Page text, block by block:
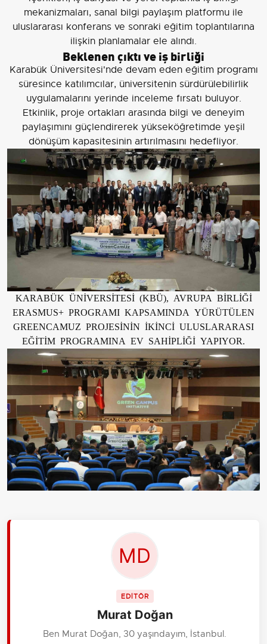
mekanizmaları, sanal bilgi paylaşım platformu ile
uluslararası konferans ve sonraki eğitim toplantılarına
ilişkin planlamalar ele alındı.
Beklenen çıktı ve iş birliği
Karabük Üniversitesi'nde devam eden eğitim programı
süresince katılımcılar, üniversitenin sürdürülebilirlik
uygulamalarını yerinde inceleme fırsatı buluyor.
Etkinlik, proje ortakları arasında bilgi ve deneyim
paylaşımını güçlendirerek yükseköğretimde yeşil
dönüşüm kapasitesinin artırılmasını hedefliyor.
KARABÜK ÜNİVERSİTESİ (KBÜ), AVRUPA BİRLİĞİ
ERASMUS+ PROGRAMI KAPSAMINDA YÜRÜTÜLEN
GREENCAMUZ PROJESİNİN İKİNCİ ULUSLARARASI
EĞİTİM PROGRAMINA EV SAHİPLİĞİ YAPIYOR.
EDİTÖR
Murat Doğan
Ben Murat Doğan, 30 yaşındayım, İstanbul.